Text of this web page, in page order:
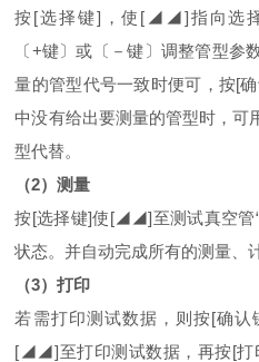
按[选择键]，使[◢◢]指向选
〔+键〕或〔－键〕调整管型参
量的管型代号一致时便可，按[
中没有给出要测量的管型时，可
型代替。
（2）测量
按[选择键]使[◢◢]至测试真空管
状态。并自动完成所有的测量、
（3）打印
若需打印测试数据，则按[确
[◢◢]至打印测试数据，再按[打